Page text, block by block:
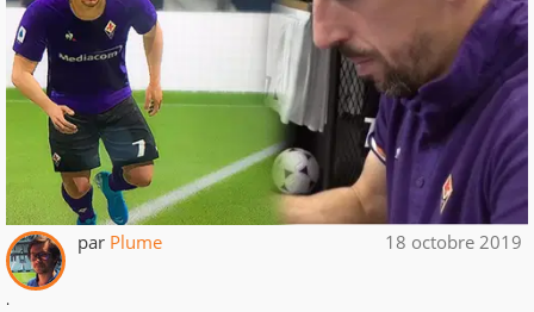
par Plume 18 octobre 2019
.